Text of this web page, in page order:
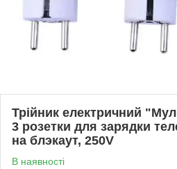
Трійник електричний
3 розетки для зарядки
на блэкаут, 250V
В наявності